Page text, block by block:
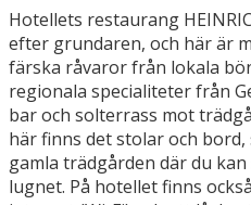
Hotellets restaurang
efter grundaren, och här är
färska råvaror från lokala
regionala specialiteter från
bar och solterrass mot
här finns det stolar och
gamla trädgården där du
lugnet. På hotellet finns